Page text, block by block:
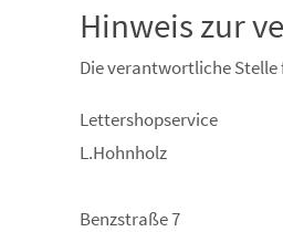
Hinweis zur
Die verantwortliche
Lettershopservice
L.Hohnholz
Benzstraße 7